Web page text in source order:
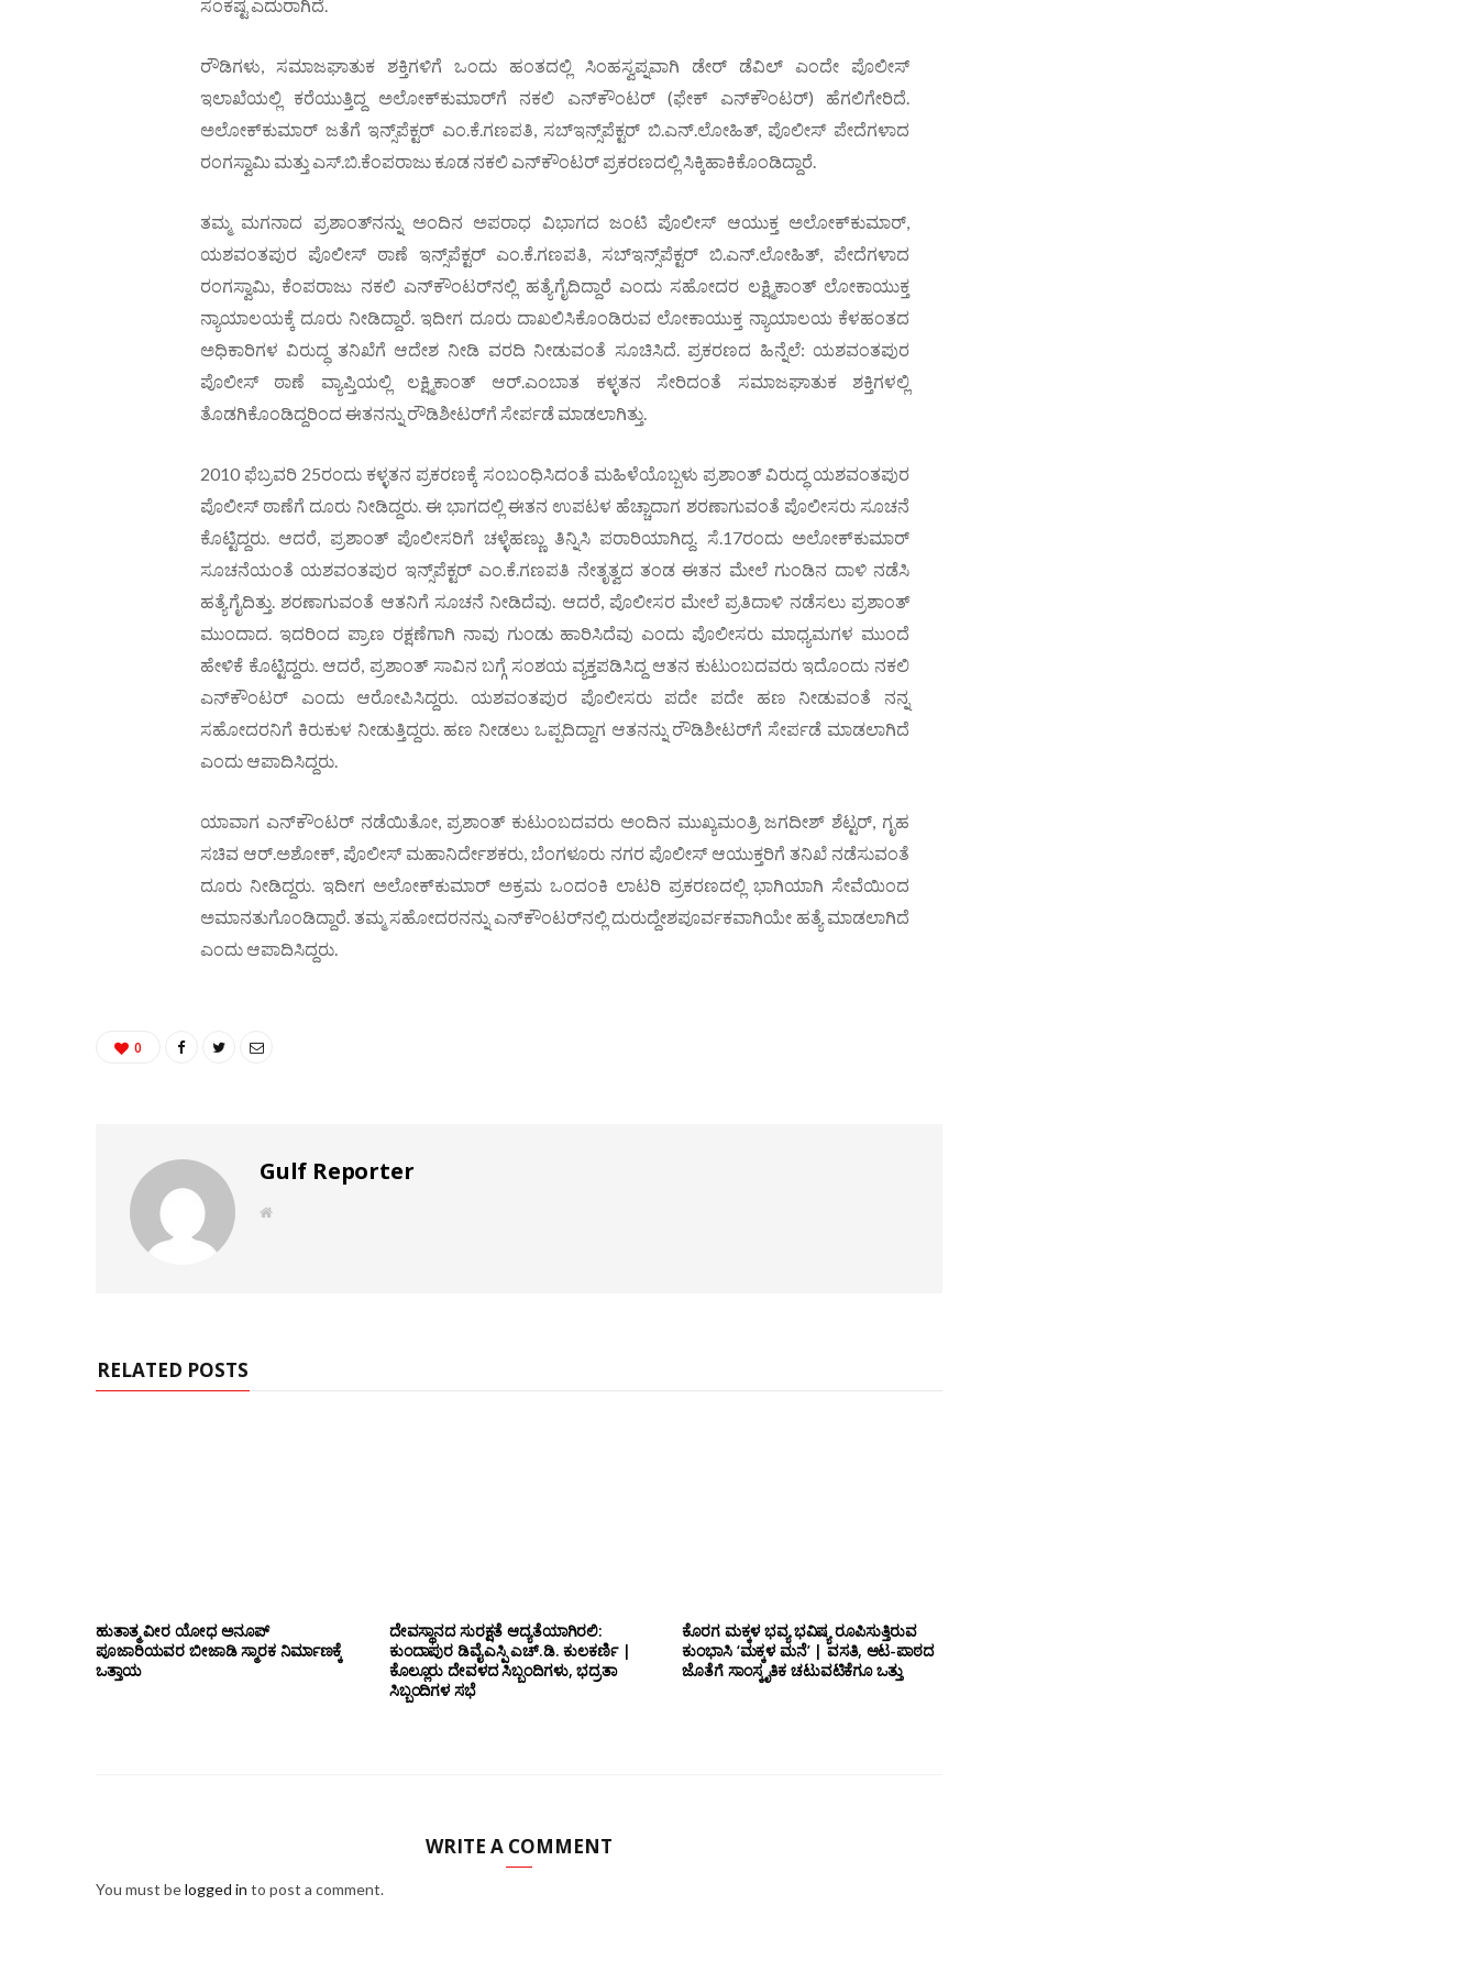
ಸಂಕಷ್ಟ ಎದುರಾಗಿದೆ.
ರೌಡಿಗಳು, ಸಮಾಜಘಾತುಕ ಶಕ್ತಿಗಳಿಗೆ ಒಂದು ಹಂತದಲ್ಲಿ ಸಿಂಹಸ್ವಪ್ನವಾಗಿ ಡೇರ್ ಡೆವಿಲ್ ಎಂದೇ ಪೊಲೀಸ್
ಇಲಾಖೆಯಲ್ಲಿ ಕರೆಯುತ್ತಿದ್ದ ಅಲೋಕ್‌ಕುಮಾರ್‌ಗೆ ನಕಲಿ ಎನ್‌ಕೌಂಟರ್ (ಫೇಕ್ ಎನ್‌ಕೌಂಟರ್) ಹೆಗಲಿಗೇರಿದೆ.
ಅಲೋಕ್‌ಕುಮಾರ್ ಜತೆಗೆ ಇನ್ಸ್‌ಪೆಕ್ಟರ್ ಎಂ.ಕೆ.ಗಣಪತಿ, ಸಬ್‌ಇನ್ಸ್‌ಪೆಕ್ಟರ್ ಬಿ.ಎನ್.ಲೋಹಿತ್, ಪೊಲೀಸ್ ಪೇದೆಗಳಾದ
ರಂಗಸ್ವಾಮಿ ಮತ್ತು ಎಸ್.ಬಿ.ಕೆಂಪರಾಜು ಕೂಡ ನಕಲಿ ಎನ್‌ಕೌಂಟರ್ ಪ್ರಕರಣದಲ್ಲಿ ಸಿಕ್ಕಿಹಾಕಿಕೊಂಡಿದ್ದಾರೆ.
ತಮ್ಮ ಮಗನಾದ ಪ್ರಶಾಂತ್‌ನನ್ನು ಅಂದಿನ ಅಪರಾಧ ವಿಭಾಗದ ಜಂಟಿ ಪೊಲೀಸ್ ಆಯುಕ್ತ ಅಲೋಕ್‌ಕುಮಾರ್,
ಯಶವಂತಪುರ ಪೊಲೀಸ್ ಠಾಣೆ ಇನ್ಸ್‌ಪೆಕ್ಟರ್ ಎಂ.ಕೆ.ಗಣಪತಿ, ಸಬ್‌ಇನ್ಸ್‌ಪೆಕ್ಟರ್ ಬಿ.ಎನ್.ಲೋಹಿತ್, ಪೇದೆಗಳಾದ
ರಂಗಸ್ವಾಮಿ, ಕೆಂಪರಾಜು ನಕಲಿ ಎನ್‌ಕೌಂಟರ್‌ನಲ್ಲಿ ಹತ್ಯೆಗೈದಿದ್ದಾರೆ ಎಂದು ಸಹೋದರ ಲಕ್ಷ್ಮಿಕಾಂತ್ ಲೋಕಾಯುಕ್ತ
ನ್ಯಾಯಾಲಯಕ್ಕೆ ದೂರು ನೀಡಿದ್ದಾರೆ. ಇದೀಗ ದೂರು ದಾಖಲಿಸಿಕೊಂಡಿರುವ ಲೋಕಾಯುಕ್ತ ನ್ಯಾಯಾಲಯ ಕೆಳಹಂತದ
ಅಧಿಕಾರಿಗಳ ವಿರುದ್ಧ ತನಿಖೆಗೆ ಆದೇಶ ನೀಡಿ ವರದಿ ನೀಡುವಂತೆ ಸೂಚಿಸಿದೆ. ಪ್ರಕರಣದ ಹಿನ್ನೆಲೆ: ಯಶವಂತಪುರ
ಪೊಲೀಸ್ ಠಾಣೆ ವ್ಯಾಪ್ತಿಯಲ್ಲಿ ಲಕ್ಷ್ಮಿಕಾಂತ್ ಆರ್.ಎಂಬಾತ ಕಳ್ಳತನ ಸೇರಿದಂತೆ ಸಮಾಜಘಾತುಕ ಶಕ್ತಿಗಳಲ್ಲಿ
ತೊಡಗಿಕೊಂಡಿದ್ದರಿಂದ ಈತನನ್ನು ರೌಡಿಶೀಟರ್‌ಗೆ ಸೇರ್ಪಡೆ ಮಾಡಲಾಗಿತ್ತು.
2010 ಫೆಬ್ರವರಿ 25ರಂದು ಕಳ್ಳತನ ಪ್ರಕರಣಕ್ಕೆ ಸಂಬಂಧಿಸಿದಂತೆ ಮಹಿಳೆಯೊಬ್ಬಳು ಪ್ರಶಾಂತ್ ವಿರುದ್ಧ ಯಶವಂತಪುರ
ಪೊಲೀಸ್ ಠಾಣೆಗೆ ದೂರು ನೀಡಿದ್ದರು. ಈ ಭಾಗದಲ್ಲಿ ಈತನ ಉಪಟಳ ಹೆಚ್ಚಾದಾಗ ಶರಣಾಗುವಂತೆ ಪೊಲೀಸರು ಸೂಚನೆ
ಕೊಟ್ಟಿದ್ದರು. ಆದರೆ, ಪ್ರಶಾಂತ್ ಪೊಲೀಸರಿಗೆ ಚಳ್ಳೆಹಣ್ಣು ತಿನ್ನಿಸಿ ಪರಾರಿಯಾಗಿದ್ದ. ಸೆ.17ರಂದು ಅಲೋಕ್‌ಕುಮಾರ್
ಸೂಚನೆಯಂತೆ ಯಶವಂತಪುರ ಇನ್ಸ್‌ಪೆಕ್ಟರ್ ಎಂ.ಕೆ.ಗಣಪತಿ ನೇತೃತ್ವದ ತಂಡ ಈತನ ಮೇಲೆ ಗುಂಡಿನ ದಾಳಿ ನಡೆಸಿ
ಹತ್ಯೆಗೈದಿತ್ತು. ಶರಣಾಗುವಂತೆ ಆತನಿಗೆ ಸೂಚನೆ ನೀಡಿದೆವು. ಆದರೆ, ಪೊಲೀಸರ ಮೇಲೆ ಪ್ರತಿದಾಳಿ ನಡೆಸಲು ಪ್ರಶಾಂತ್
ಮುಂದಾದ. ಇದರಿಂದ ಪ್ರಾಣ ರಕ್ಷಣೆಗಾಗಿ ನಾವು ಗುಂಡು ಹಾರಿಸಿದೆವು ಎಂದು ಪೊಲೀಸರು ಮಾಧ್ಯಮಗಳ ಮುಂದೆ
ಹೇಳಿಕೆ ಕೊಟ್ಟಿದ್ದರು. ಆದರೆ, ಪ್ರಶಾಂತ್ ಸಾವಿನ ಬಗ್ಗೆ ಸಂಶಯ ವ್ಯಕ್ತಪಡಿಸಿದ್ದ ಆತನ ಕುಟುಂಬದವರು ಇದೊಂದು ನಕಲಿ
ಎನ್‌ಕೌಂಟರ್ ಎಂದು ಆರೋಪಿಸಿದ್ದರು. ಯಶವಂತಪುರ ಪೊಲೀಸರು ಪದೇ ಪದೇ ಹಣ ನೀಡುವಂತೆ ನನ್ನ
ಸಹೋದರನಿಗೆ ಕಿರುಕುಳ ನೀಡುತ್ತಿದ್ದರು. ಹಣ ನೀಡಲು ಒಪ್ಪದಿದ್ದಾಗ ಆತನನ್ನು ರೌಡಿಶೀಟರ್‌ಗೆ ಸೇರ್ಪಡೆ ಮಾಡಲಾಗಿದೆ
ಎಂದು ಆಪಾದಿಸಿದ್ದರು.
ಯಾವಾಗ ಎನ್‌ಕೌಂಟರ್ ನಡೆಯಿತೋ, ಪ್ರಶಾಂತ್ ಕುಟುಂಬದವರು ಅಂದಿನ ಮುಖ್ಯಮಂತ್ರಿ ಜಗದೀಶ್ ಶೆಟ್ಟರ್, ಗೃಹ
ಸಚಿವ ಆರ್.ಅಶೋಕ್, ಪೊಲೀಸ್ ಮಹಾನಿರ್ದೇಶಕರು, ಬೆಂಗಳೂರು ನಗರ ಪೊಲೀಸ್ ಆಯುಕ್ತರಿಗೆ ತನಿಖೆ ನಡೆಸುವಂತೆ
ದೂರು ನೀಡಿದ್ದರು. ಇದೀಗ ಅಲೋಕ್‌ಕುಮಾರ್ ಅಕ್ರಮ ಒಂದಂಕಿ ಲಾಟರಿ ಪ್ರಕರಣದಲ್ಲಿ ಭಾಗಿಯಾಗಿ ಸೇವೆಯಿಂದ
ಅಮಾನತುಗೊಂಡಿದ್ದಾರೆ. ತಮ್ಮ ಸಹೋದರನನ್ನು ಎನ್‌ಕೌಂಟರ್‌ನಲ್ಲಿ ದುರುದ್ದೇಶಪೂರ್ವಕವಾಗಿಯೇ ಹತ್ಯೆ ಮಾಡಲಾಗಿದೆ
ಎಂದು ಆಪಾದಿಸಿದ್ದರು.
0
Gulf Reporter
W
RELATED POSTS
ಹುತಾತ್ಮ ವೀರ ಯೋಧ ಅನೂಪ್
ಪೂಜಾರಿಯವರ ಬೀಜಾಡಿ ಸ್ಮಾರಕ ನಿರ್ಮಾಣಕ್ಕೆ
ಒತ್ತಾಯ
ದೇವಸ್ಥಾನದ ಸುರಕ್ಷತೆ ಆದ್ಯತೆಯಾಗಿರಲಿ:
ಕುಂದಾಪುರ ಡಿವೈಎಸ್ಪಿ ಎಚ್.ಡಿ. ಕುಲಕರ್ಣಿ |
ಕೊಲ್ಲೂರು ದೇವಳದ ಸಿಬ್ಬಂದಿಗಳು, ಭದ್ರತಾ
ಸಿಬ್ಬಂದಿಗಳ ಸಭೆ
ಕೊರಗ ಮಕ್ಕಳ ಭವ್ಯ ಭವಿಷ್ಯ ರೂಪಿಸುತ್ತಿರುವ
ಕುಂಭಾಸಿ ‘ಮಕ್ಕಳ ಮನೆ’ | ವಸತಿ, ಆಟ-ಪಾಠದ
ಜೊತೆಗೆ ಸಾಂಸ್ಕೃತಿಕ ಚಟುವಟಿಕೆಗೂ ಒತ್ತು
WRITE A COMMENT
You must belogged in to post a comment.